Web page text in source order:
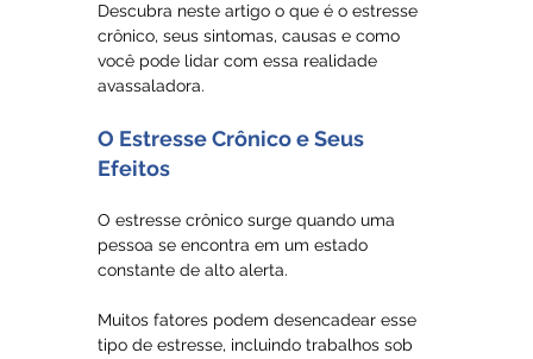
Descubra neste artigo o que é o estresse
crônico, seus sintomas, causas e como
você pode lidar com essa realidade
avassaladora.
O Estresse Crônico e Seus
Efeitos
O estresse crônico surge quando uma
pessoa se encontra em um estado
constante de alto alerta.
Muitos fatores podem desencadear esse
tipo de estresse, incluindo trabalhos sob